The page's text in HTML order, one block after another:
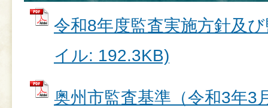
令和8年度監査実施方針及
イル: 192.3KB)
奥州市監査基準（令和3年3